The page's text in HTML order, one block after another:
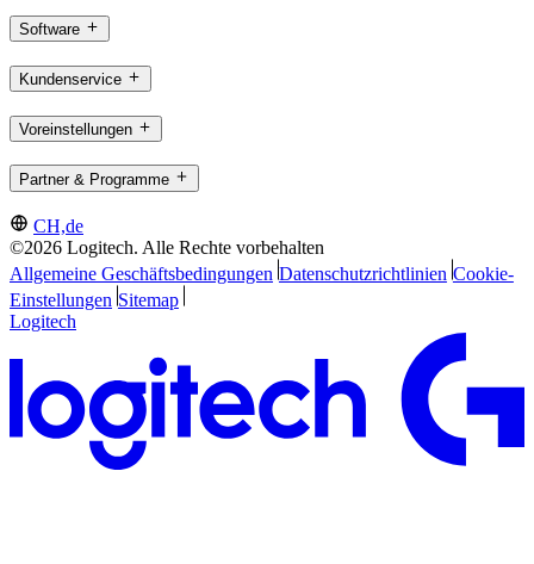
Software
Kundenservice
Voreinstellungen
Partner & Programme
CH,de
©2026 Logitech. Alle Rechte vorbehalten
Allgemeine Geschäftsbedingungen Datenschutzrichtlinien Cookie-
Einstellungen Sitemap
Logitech